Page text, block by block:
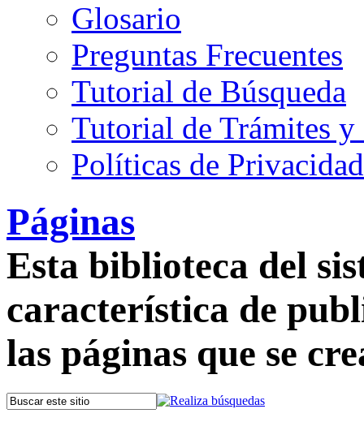
Glosario
Preguntas Frecuentes
Tutorial de Búsqueda
Tutorial de Trámites
Políticas de
Páginas
Esta biblioteca del
característica de
las páginas que se